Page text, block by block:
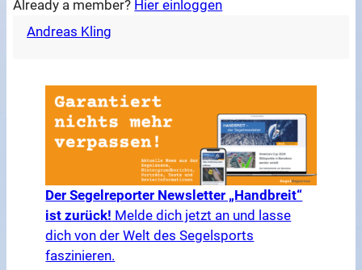
Already a member? Hier einloggen
Andreas Kling
Der Segelreporter Newsletter „Handbreit“
ist zurück! Melde dich jetzt an und lasse
dich von der Welt des Segelsports
faszinieren.